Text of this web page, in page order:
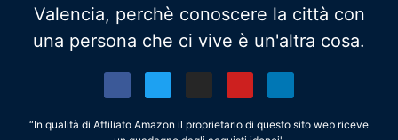
Valencia, perchè conoscere la città con
una persona che ci vive è un'altra cosa.
“In qualità di Affiliato Amazon il proprietario di questo sito web riceve